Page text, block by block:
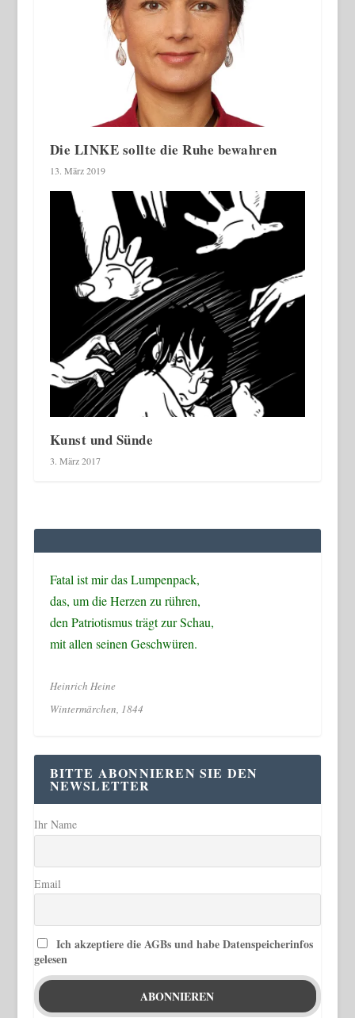
Die LINKE sollte die Ruhe bewahren
13. März 2019
Kunst und Sünde
3. März 2017
Fatal ist mir das Lumpenpack,
das, um die Herzen zu rühren,
den Patriotismus trägt zur Schau,
mit allen seinen Geschwüren.
Heinrich Heine
Wintermärchen, 1844
BITTE ABONNIEREN SIE DEN
NEWSLETTER
Ihr Name
Email
Ich akzeptiere die AGBs und habe Datenspeicherinfos
gelesen